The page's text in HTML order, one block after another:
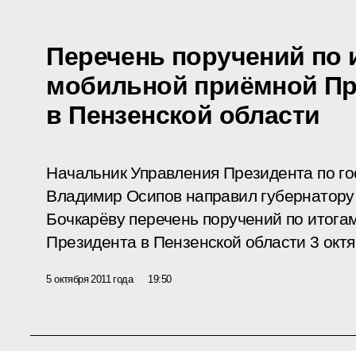
Перечень поручений по
мобильной приёмной
в Пензенской области
Начальник Управления Президента по
Владимир Осипов направил
Бочкарёву перечень поручений по
Президента в Пензенской области 3
5 октября 2011 года 19:50